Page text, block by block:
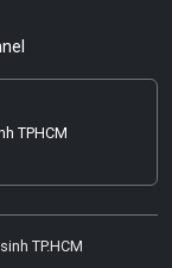
TPHCM
TP.HCM